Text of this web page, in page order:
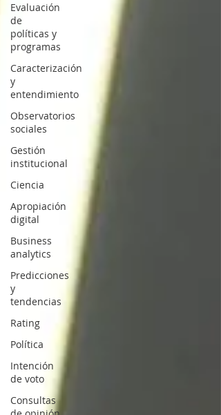
Evaluación
de
políticas y
programas
Caracterización
y
entendimiento
Observatorios
sociales
Gestión
institucional
Ciencia
Apropiación
digital
Business
analytics
Predicciones
y
tendencias
Rating
Política
Intención
de voto
Consultas